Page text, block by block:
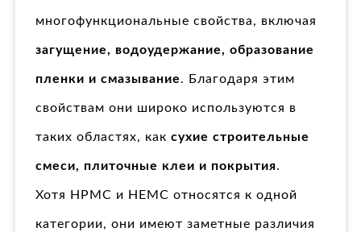
многофункциональные свойства, включая
загущение, водоудержание, образование
пленки и смазывание. Благодаря этим
свойствам они широко используются в
таких областях, как сухие строительные
смеси, плиточные клеи и покрытия.
Хотя HPMC и HEMC относятся к одной
категории, они имеют заметные различия